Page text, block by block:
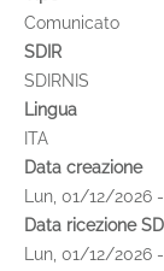
Comunicato
SDIR
SDIRNIS
Lingua
ITA
Data creazione
Lun, 01/12/2026
Data ricezione
Lun, 01/12/2026